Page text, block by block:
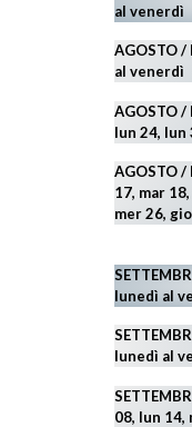
al venerdì
AGOSTO/
al venerdì
AGOSTO
lun 24, lun
AGOSTO/
17, mar
mer 26,
lunedì al
lunedì al
08, lun 14,